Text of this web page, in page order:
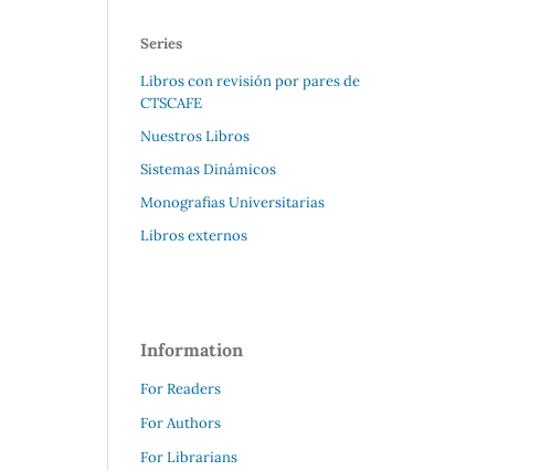
Series
Libros con revisión por pares de
CTSCAFE
Nuestros Libros
Sistemas Dinámicos
Monografias Universitarias
Libros externos
Information
For Readers
For Authors
For Librarians